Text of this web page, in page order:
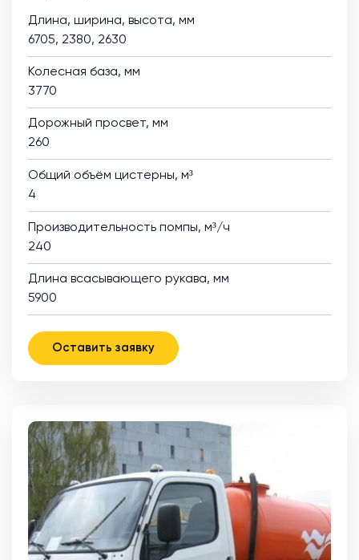
Длина, ширина, высота, мм
6705, 2380, 2630
Колесная база, мм
3770
Дорожный просвет, мм
260
Общий объём цистерны, м³
4
Производительность помпы, м³/ч
240
Длина всасывающего рукава, мм
5900
Оставить заявку